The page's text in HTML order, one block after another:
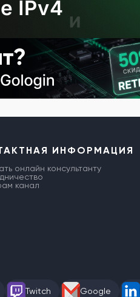
ИНФОРМАЦИЯ
онлайн консультанту
канал
Twitch Google